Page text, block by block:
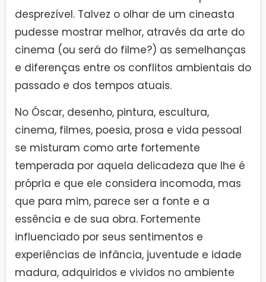
desprezível. Talvez o olhar de um cineasta
pudesse mostrar melhor, através da arte do
cinema (ou será do filme?) as semelhanças
e diferenças entre os conflitos ambientais do
passado e dos tempos atuais.
No Óscar, desenho, pintura, escultura,
cinema, filmes, poesia, prosa e vida pessoal
se misturam como arte fortemente
temperada por aquela delicadeza que lhe é
própria e que ele considera incomoda, mas
que para mim, parece ser a fonte e a
essência e de sua obra. Fortemente
influenciado por seus sentimentos e
experiências de infância, juventude e idade
madura, adquiridos e vividos no ambiente